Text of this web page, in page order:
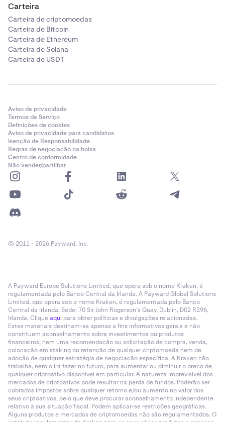
Carteira
Carteira de criptomoedas
Carteira de Bitcoin
Carteira de Ethereum
Carteira de Solana
Carteira de USDT
Aviso de privacidade
Termos de Serviço
Definições de cookies
Aviso de privacidade para candidatos
Isenção de Responsabilidade
Regras de negociação na bolsa
Centro de conformidade
Não vender/partilhar
© 2011 - 2026 Payward, Inc.
A Payward Europe Solutions Limited, que opera sob o nome Kraken, é
regulamentada pelo Banco Central da Irlanda. A Payward Global Solutions
Limited, que opera sob o nome Kraken, é regulamentada pelo Banco
Central da Irlanda. Sede: 70 Sir John Rogerson’s Quay, Dublin, D02 R296,
Irlanda. Cliqueaqui para obter políticas e divulgações relacionadas.
Estes materiais destinam-se apenas a fins informativos gerais e não
constituem aconselhamento sobre investimentos ou produtos
financeiros, nem uma recomendação ou solicitação de compra, venda,
colocação em staking ou retenção de qualquer criptomoeda nem de
adoção de qualquer estratégia de negociação específica. A Kraken não
trabalha, nem o irá fazer no futuro, para aumentar ou diminuir o preço de
qualquer criptoativo disponível em particular. A natureza imprevisível dos
mercados de criptoativos pode resultar na perda de fundos. Poderão ser
cobrados impostos sobre qualquer retorno e/ou aumento no valor dos
seus criptoativos, pelo que deve procurar aconselhamento independente
relativo à sua situação fiscal. Podem aplicar-se restrições geográficas.
Alguns produtos e mercados de criptomoedas não são regulamentados. O